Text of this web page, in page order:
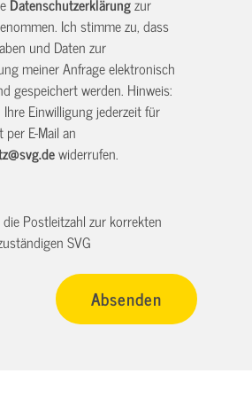
Datenschutzerklärungzur
Ich stimme zu, dass
und Daten zur
meiner Anfrage elektronisch
gespeichert werden. Hinweis:
Einwilligung jederzeit für
E-Mail an
widerrufen.
Postleitzahl zur korrekten
SVG